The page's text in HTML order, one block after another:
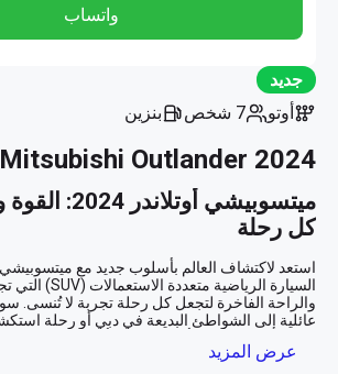
واتساب
جديد
أوتو
7 شخص بنزين
Mitsubishi Outlander 2024
كل رحلة
عرض المزيد